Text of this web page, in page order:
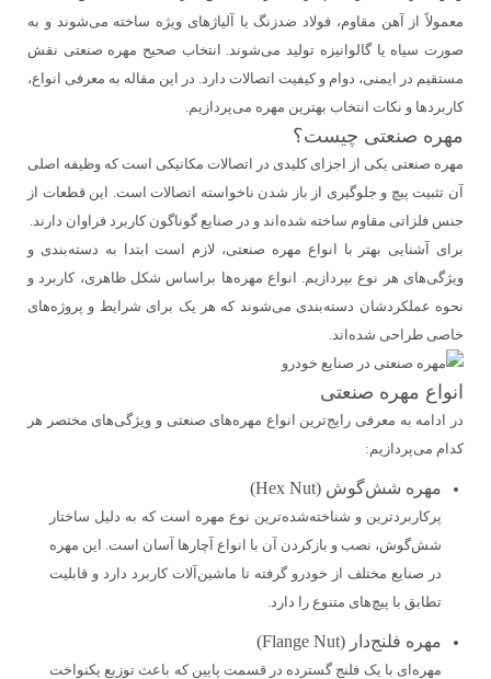
معمولاً از آهن مقاوم، فولاد ضدزنگ یا آلیاژهای ویژه ساخته می‌شوند و به
صورت سیاه یا گالوانیزه تولید می‌شوند. انتخاب صحیح مهره صنعتی نقش
مستقیم در ایمنی، دوام و کیفیت اتصالات دارد. در این مقاله به معرفی انواع،
کاربردها و نکات انتخاب بهترین مهره می‌پردازیم.
مهره صنعتی چیست؟
مهره صنعتی یکی از اجزای کلیدی در اتصالات مکانیکی است که وظیفه اصلی
آن تثبیت پیچ و جلوگیری از باز شدن ناخواسته اتصالات است. این قطعات از
جنس فلزاتی مقاوم ساخته شده‌اند و در صنایع گوناگون کاربرد فراوان دارند.
برای آشنایی بهتر با انواع مهره صنعتی، لازم است ابتدا به دسته‌بندی و
ویژگی‌های هر نوع بپردازیم. انواع مهره‌ها براساس شکل ظاهری، کاربرد و
نحوه عملکردشان دسته‌بندی می‌شوند که هر یک برای شرایط و پروژه‌های
خاصی طراحی شده‌اند.
انواع مهره صنعتی
در ادامه به معرفی رایج‌ترین انواع مهره‌های صنعتی و ویژگی‌های مختصر هر
کدام می‌پردازیم:
مهره شش‌گوش (Hex Nut)
پرکاربردترین و شناخته‌شده‌ترین نوع مهره است که به دلیل ساختار
شش‌گوش، نصب و بازکردن آن با انواع آچارها آسان است. این مهره
در صنایع مختلف از خودرو گرفته تا ماشین‌آلات کاربرد دارد و قابلیت
تطابق با پیچ‌های متنوع را دارد.
مهره فلنج‌دار (Flange Nut)
مهره‌ای با یک فلنج گسترده در قسمت پایین که باعث توزیع یکنواخت